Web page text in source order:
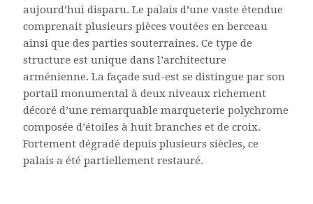
aujourd’hui disparu. Le palais d’une vaste étendue
comprenait plusieurs pièces voutées en berceau
ainsi que des parties souterraines. Ce type de
structure est unique dans l’architecture
arménienne. La façade sud-est se distingue par son
portail monumental à deux niveaux richement
décoré d’une remarquable marqueterie polychrome
composée d’étoiles à huit branches et de croix.
Fortement dégradé depuis plusieurs siècles, ce
palais a été partiellement restauré.